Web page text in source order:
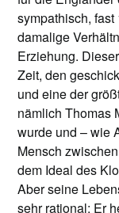
sympathisch,
damalige
Erziehung.
Zeit, den
und eine der
nämlich Thomas
wurde und – wie
Mensch
dem Ideal des
Aber seine
sehr rational: Er